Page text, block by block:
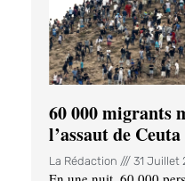
60 000 migrants
l’assaut de Ceuta
La Rédaction 31 Juillet